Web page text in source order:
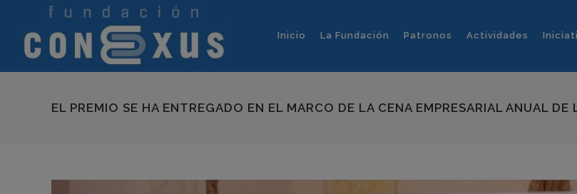
Inicio La Fundación Patronos Actividades
EL PREMIO SE HA ENTREGADO EN EL MARCO DE LA CENA EMPRESARIAL ANUAL DE